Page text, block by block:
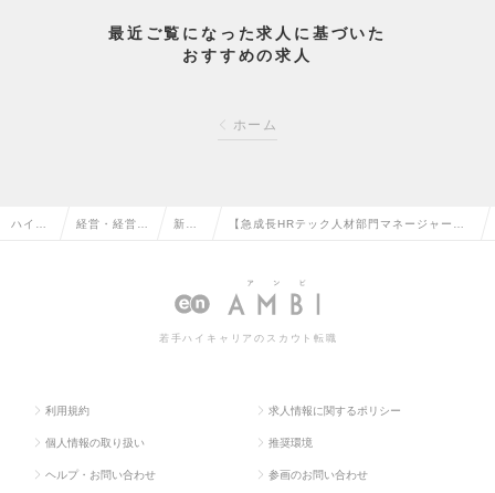
最近ご覧になった求人に基づいた
おすすめの求人
ホーム
ハイク 経営・経営企 新規
の転
【急成長HRテック人材部門マネージャー】
幹を担うポジションの求人情報
若手ハイキャリアのスカウト転職
利用規約 求人情報に関するポリシー
個人情報の取り扱い 推奨環境
ヘルプ・お問い合わせ 参画のお問い合わせ